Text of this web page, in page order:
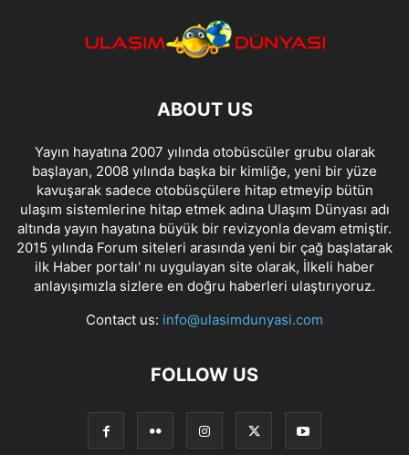
ABOUT US
Yayın hayatına 2007 yılında otobüscüler grubu olarak
başlayan, 2008 yılında başka bir kimliğe, yeni bir yüze
kavuşarak sadece otobüsçülere hitap etmeyip bütün
ulaşım sistemlerine hitap etmek adına Ulaşım Dünyası adı
altında yayın hayatına büyük bir revizyonla devam etmiştir.
2015 yılında Forum siteleri arasında yeni bir çağ başlatarak
ilk Haber portalı' nı uygulayan site olarak, İlkeli haber
anlayışımızla sizlere en doğru haberleri ulaştırıyoruz.
Contact us: info@ulasimdunyasi.com
FOLLOW US